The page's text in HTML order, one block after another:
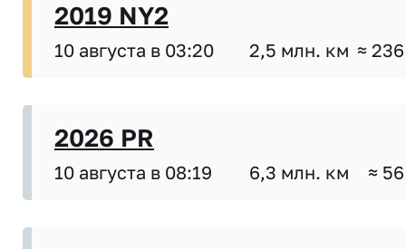
2019 NY2
10 августа в 03:20 2,5 млн. км ≈
2026 PR
10 августа в 08:19 6,3 млн. км ≈